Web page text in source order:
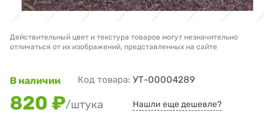
Действительный цвет и текстура товаров могут незначительно
отличаться от их изображений, представленных на сайте
В наличии Код товара: УТ-00004289
820 ₽/штука Нашли еще дешевле?